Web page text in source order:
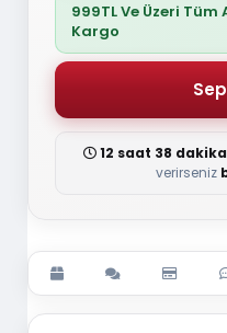
999TL Ve Üzeri Tüm
Kargo
12 saat 38
verirseniz